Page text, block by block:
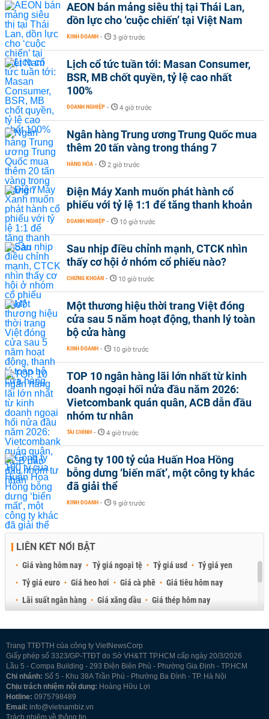
AEON bán mảng siêu thị tại Thái Lan,
dồn lực cho ‘cuộc chiến’ tại Việt Nam
KINH DOANH - 3 giờ trước
Lịch cổ tức tuần tới: Masan Consumer,
BSR, MB chốt quyền, tỷ lệ cao nhất
100%
DOANH NGHIỆP - 4 giờ trước
Ngân hàng Trung ương Trung Quốc mua
thêm 20 tấn vàng trong tháng 7
HÀNG HÓA - 2 giờ trước
Điện Máy Xanh muốn phát hành cổ
phiếu với tỷ lệ 1:1 để tăng thanh khoản
DOANH NGHIỆP - 10 giờ trước
Sau nhịp điều chỉnh mạnh, CTCK nhìn
thấy cơ hội ở nhóm cổ phiếu nào?
CHỨNG KHOÁN - 10 giờ trước
Một thương hiệu thời trang Việt đóng
cửa sau 5 năm hoạt động, thanh lý toàn
bộ cửa hàng
KINH DOANH - 10 giờ trước
TOP 10 ngân hàng lãi lớn nhất từ kinh
doanh ngoại hối nửa đầu năm 2026:
Vietcombank quán quân, ACB dẫn đầu
nhóm tư nhân
TÀI CHÍNH - 4 giờ trước
Công ty 100 tỷ của Huấn Hoa Hồng
bỗng dưng ‘biến mất’, một công ty khác
đã giải thể
KINH DOANH - 9 giờ trước
LIÊN KẾT NỔI BẬT
Giá vàng hôm nay Tỷ giá ngoại tệ Tỷ giá usd
Tỷ giá yen
Tỷ giá euro
Giá heo hơi Giá cà phê
Giá tiêu hôm nay
Lãi suất ngân hàng
Giá xăng dầu
Giá thép hôm nay
Trang TTĐTTH của công ty VietNewsCorp
Giấy phép số 3323/GP-TTĐT do Sở VH&TT TP.HCM cấp ngày 20/3/2026
Lầu 5 - Compa Building - 293 Điện Biên Phủ - Phường Gia Định - TP.HCM
Chi nhánh: Số 5 - Khu 38A Trần Phú - Phường Ba Đình - TP. Hà Nội
Chịu trách nhiệm nội dung: Hoàng Hữu Lợi
Hotline: 0975798489
Email: info@vietnambiz.vn
Trách nhiệm về thông tin